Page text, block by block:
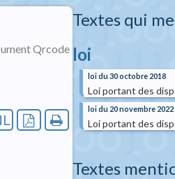
Textes qui
loi
loi du 30 octobre 2018
Loi portant des
loi du 20 novembre 2022
Loi portant des
Textes